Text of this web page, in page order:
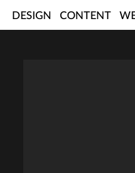
DESIGN CONTENT